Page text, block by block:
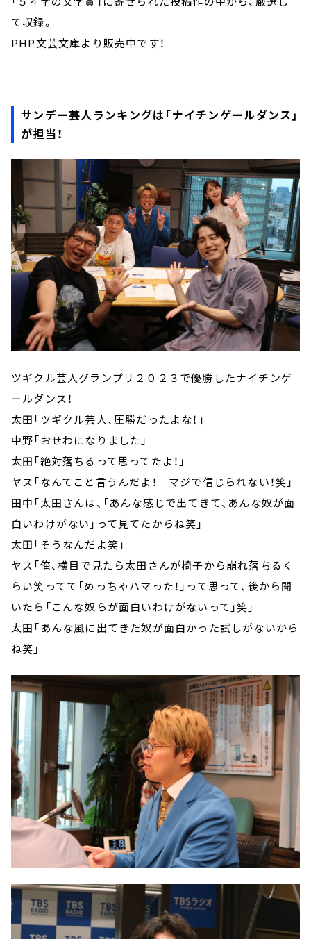
て収録。
PHP文芸文庫より販売中です！
サンデー芸人ランキングは「ナイチンゲールダンス」
が担当！
ツギクル芸人グランプリ２０２３で優勝したナイチンゲ
ールダンス！
太田「ツギクル芸人、圧勝だったよな！」
中野「おせわになりました」
太田「絶対落ちるって思ってたよ！」
ヤス「なんてこと言うんだよ！ マジで信じられない！笑」
田中「太田さんは、「あんな感じで出てきて、あんな奴が面
白いわけがない」って見てたからね笑」
太田「そうなんだよ笑」
ヤス「俺、横目で見たら太田さんが椅子から崩れ落ちるく
らい笑ってて「めっちゃハマった！」って思って、後から聞
いたら「こんな奴らが面白いわけがないって」笑」
太田「あんな風に出てきた奴が面白かった試しがないから
ね笑」